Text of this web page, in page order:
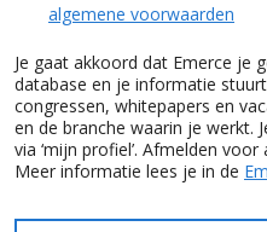
algemene voorwaarden
Je gaat akkoord dat Emerce je
database en je informatie
congressen, whitepapers en
en de branche waarin je werkt.
via ‘mijn profiel’. Afmelden
Meer informatie lees je in de